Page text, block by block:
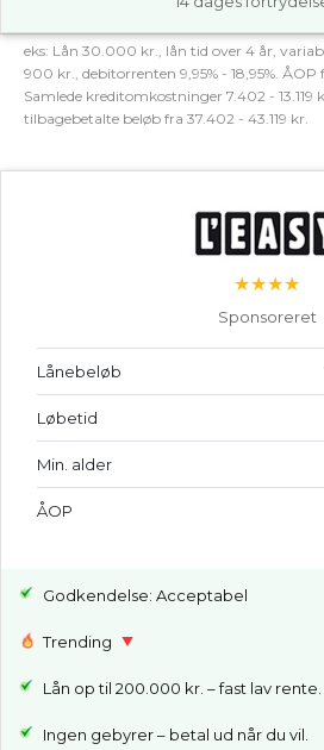
eks: Lån 30.000 kr., lån tid over 4 år,
900 kr., debitorrenten 9,95% - 18,95%. ÅOP
Samlede kreditomkostninger 7.402 - 13.119
tilbagebetalte beløb fra 37.402 - 43.119 kr.
★★★★
Sponsoreret
Lånebeløb
Løbetid
Min. alder
ÅOP
Godkendelse: Acceptabel
Trending
Lån op til 200.000 kr. – fast lav rente.
Ingen gebyrer – betal ud når du vil.